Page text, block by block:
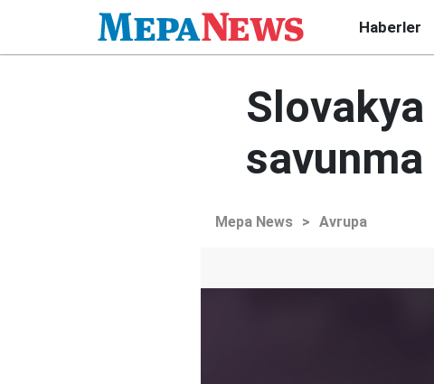
Haberler
Mepa News > Avrupa